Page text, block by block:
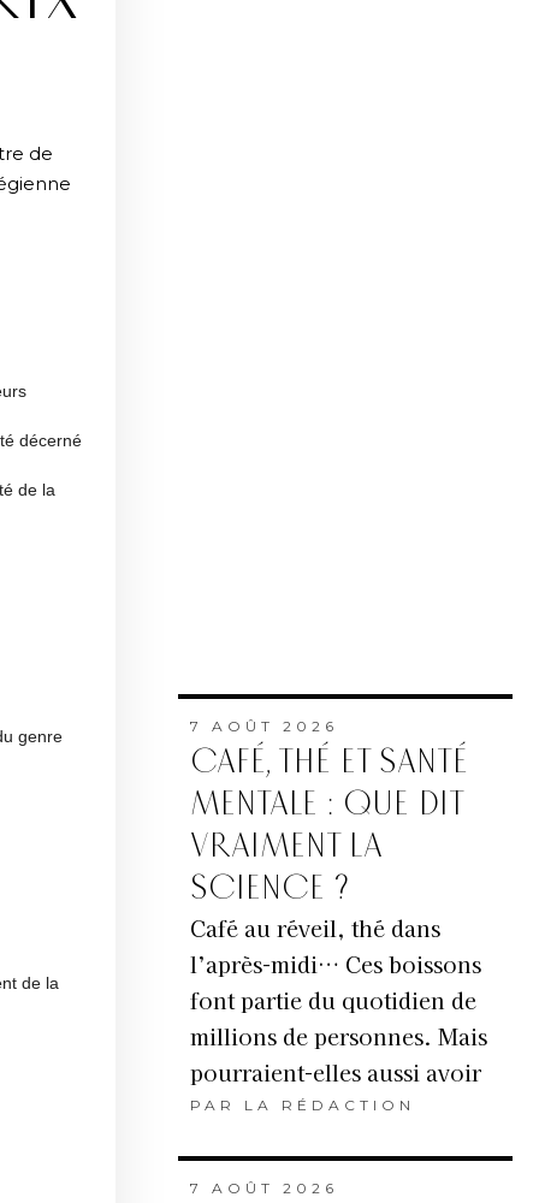
de
décerné
de la
genre
de la
7 AOÛT 2026
CAFÉ, THÉ ET SANTÉ
MENTALE : QUE DIT
VRAIMENT LA
SCIENCE ?
Café au réveil, thé dans
l’après-midi… Ces boissons
font partie du quotidien de
millions de personnes. Mais
pourraient-elles aussi avoir
PAR LA RÉDACTION
7 AOÛT 2026